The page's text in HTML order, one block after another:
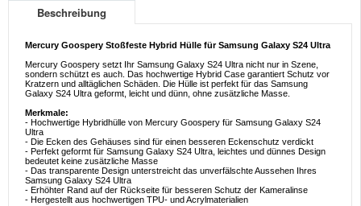
Beschreibung
Mercury Goospery Stoßfeste Hybrid Hülle für Samsung Galaxy S24 Ultra
Mercury Goospery setzt Ihr Samsung Galaxy S24 Ultra nicht nur in Szene,
sondern schützt es auch. Das hochwertige Hybrid Case garantiert Schutz vor
Kratzern und alltäglichen Schäden. Die Hülle ist perfekt für das Samsung
Galaxy S24 Ultra geformt, leicht und dünn, ohne zusätzliche Masse.
Merkmale:
- Hochwertige Hybridhülle von Mercury Goospery für Samsung Galaxy S24
Ultra
- Die Ecken des Gehäuses sind für einen besseren Eckenschutz verdickt
- Perfekt geformt für Samsung Galaxy S24 Ultra, leichtes und dünnes Design
bedeutet keine zusätzliche Masse
- Das transparente Design unterstreicht das unverfälschte Aussehen Ihres
Samsung Galaxy S24 Ultra
- Erhöhter Rand auf der Rückseite für besseren Schutz der Kameralinse
- Hergestellt aus hochwertigen TPU- und Acrylmaterialien